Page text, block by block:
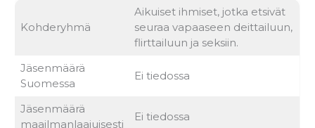
Kohderyhmä
Aikuiset ihmiset, jotka etsivät
seuraa vapaaseen deittailuun,
flirttailuun ja seksiin.
Jäsenmäärä
Suomessa
Ei tiedossa
Jäsenmäärä
maailmanlaajuisesti
Ei tiedossa